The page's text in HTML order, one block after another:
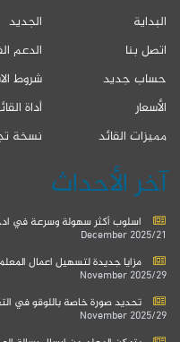
البداية الجديد
اتصل بنا
الدعم
حساب جديد
شروط
الأسعار
أداة
مميزات القائد
نسخة
آخر الأحداث
اسلوب أكثر سهولة وسرعة في
2025/21 December
مزايا جديدة لتسهيل اعمال
2025/29 November
تحديد صورة خاصة باللوقو في
2025/29 November